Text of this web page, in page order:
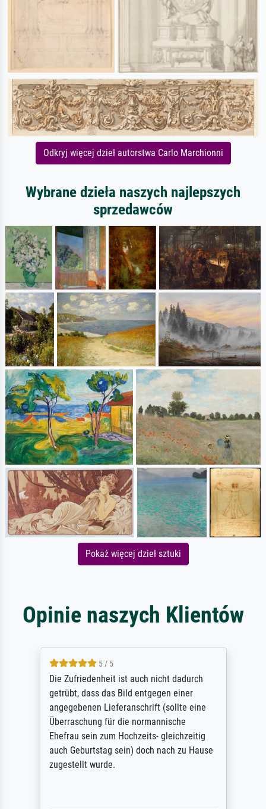
Odkryj więcej dzieł autorstwa Carlo Marchionni
Wybrane dzieła naszych najlepszych
sprzedawców
Pokaż więcej dzieł sztuki
Opinie naszych Klientów
5 / 5
Die Zufriedenheit ist auch nicht dadurch
getrübt, dass das Bild entgegen einer
angegebenen Lieferanschrift (sollte eine
Überraschung für die normannische
Ehefrau sein zum Hochzeits- gleichzeitig
auch Geburtstag sein) doch nach zu Hause
zugestellt wurde.